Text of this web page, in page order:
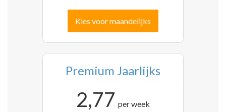
Kies voor maandelijks
Premium Jaarlijks
2,77 per week